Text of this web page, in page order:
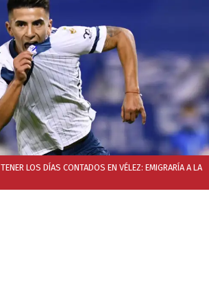
LOS DÍAS CONTADOS EN VÉLEZ: EMIGRARÍA A LA